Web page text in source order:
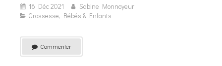
16 Déc 2021
Sabine Monnoyeur
Grossesse, Bébés & Enfants
Commenter